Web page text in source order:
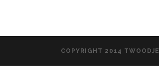
COPYRIGHT 2014 TWOODJE